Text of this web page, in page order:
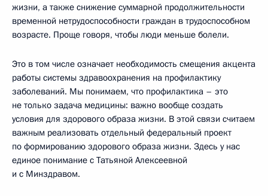
жизни, а также снижение суммарной продолжительности
временной нетрудоспособности граждан в трудоспособном
возрасте. Проще говоря, чтобы люди меньше болели.
Это в том числе означает необходимость смещения акцента
работы системы здравоохранения на профилактику
заболеваний. Мы понимаем, что профилактика – это
не только задача медицины: важно вообще создать
условия для здорового образа жизни. В этой связи считаем
важным реализовать отдельный федеральный проект
по формированию здорового образа жизни. Здесь у нас
единое понимание с Татьяной Алексеевной
и с Минздравом.